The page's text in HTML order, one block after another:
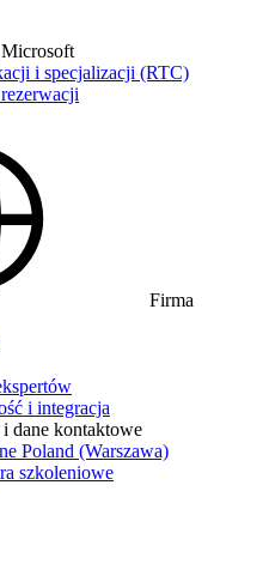
i specjalizacji (RTC)
Firma
i integracja
dane kontaktowe
Poland (Warszawa)
szkoleniowe